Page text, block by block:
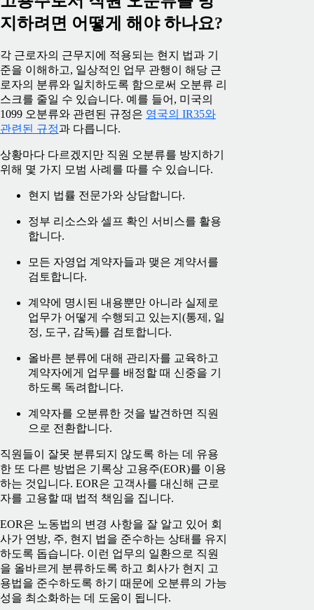
지하려면 어떻게 해야 하나요?
각 근로자의 근무지에 적용되는 현지 법과 기
준을 이해하고, 일상적인 업무 관행이 해당 근
로자의 분류와 일치하도록 함으로써 오분류 리
스크를 줄일 수 있습니다. 예를 들어, 미국의
1099 오분류와 관련된 규정은 영국의 IR35와
관련된 규정과 다릅니다.
상황마다 다르겠지만 직원 오분류를 방지하기
위해 몇 가지 모범 사례를 따를 수 있습니다.
현지 법률 전문가와 상담합니다.
정부 리소스와 셀프 확인 서비스를 활용
합니다.
모든 자영업 계약자들과 맺은 계약서를
검토합니다.
계약에 명시된 내용뿐만 아니라 실제로
업무가 어떻게 수행되고 있는지(통제, 일
정, 도구, 감독)를 검토합니다.
올바른 분류에 대해 관리자를 교육하고
계약자에게 업무를 배정할 때 신중을 기
하도록 독려합니다.
계약자를 오분류한 것을 발견하면 직원
으로 전환합니다.
직원들이 잘못 분류되지 않도록 하는 데 유용
한 또 다른 방법은 기록상 고용주(EOR)를 이용
하는 것입니다. EOR은 고객사를 대신해 근로
자를 고용할 때 법적 책임을 집니다.
EOR은 노동법의 변경 사항을 잘 알고 있어 회
사가 연방, 주, 현지 법을 준수하는 상태를 유지
하도록 돕습니다. 이런 업무의 일환으로 직원
을 올바르게 분류하도록 하고 회사가 현지 고
용법을 준수하도록 하기 때문에 오분류의 가능
성을 최소화하는 데 도움이 됩니다.